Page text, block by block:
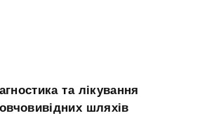
та лікування
шляхів